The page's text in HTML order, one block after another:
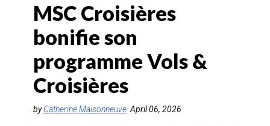
FORFAIT VACANCES
CROISIÈRES
HOTELS & RESORTS
DESTINATIONS
MSC Croisières
bonifie son
programme Vols &
Croisières
byCatherine Maisonneuve April 06, 2026